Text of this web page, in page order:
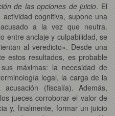
de las opciones de juicio. El
cognitiva, supone una
a la vez que neutra.
entre anclaje y culpabilidad, se
al veredicto». Desde una
estos resultados, es probable
máximas: la necesidad de
legal, la carga de la
(fiscalía). Además,
jueces corroborar el valor de
y, finalmente, formar un juicio